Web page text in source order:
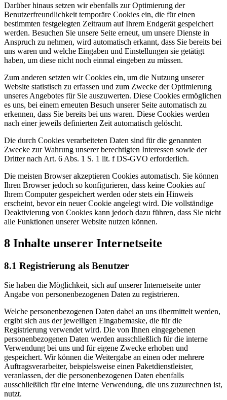
Darüber hinaus setzen wir ebenfalls zur Optimierung der
Benutzerfreundlichkeit temporäre Cookies ein, die für einen
bestimmten festgelegten Zeitraum auf Ihrem Endgerät gespeichert
werden. Besuchen Sie unsere Seite erneut, um unsere Dienste in
Anspruch zu nehmen, wird automatisch erkannt, dass Sie bereits bei
uns waren und welche Eingaben und Einstellungen sie getätigt
haben, um diese nicht noch einmal eingeben zu müssen.
Zum anderen setzten wir Cookies ein, um die Nutzung unserer
Website statistisch zu erfassen und zum Zwecke der Optimierung
unseres Angebotes für Sie auszuwerten. Diese Cookies ermöglichen
es uns, bei einem erneuten Besuch unserer Seite automatisch zu
erkennen, dass Sie bereits bei uns waren. Diese Cookies werden
nach einer jeweils definierten Zeit automatisch gelöscht.
Die durch Cookies verarbeiteten Daten sind für die genannten
Zwecke zur Wahrung unserer berechtigten Interessen sowie der
Dritter nach Art. 6 Abs. 1 S. 1 lit. f DS-GVO erforderlich.
Die meisten Browser akzeptieren Cookies automatisch. Sie können
Ihren Browser jedoch so konfigurieren, dass keine Cookies auf
Ihrem Computer gespeichert werden oder stets ein Hinweis
erscheint, bevor ein neuer Cookie angelegt wird. Die vollständige
Deaktivierung von Cookies kann jedoch dazu führen, dass Sie nicht
alle Funktionen unserer Website nutzen können.
8 Inhalte unserer Internetseite
8.1 Registrierung als Benutzer
Sie haben die Möglichkeit, sich auf unserer Internetseite unter
Angabe von personenbezogenen Daten zu registrieren.
Welche personenbezogenen Daten dabei an uns übermittelt werden,
ergibt sich aus der jeweiligen Eingabemaske, die für die
Registrierung verwendet wird. Die von Ihnen eingegebenen
personenbezogenen Daten werden ausschließlich für die interne
Verwendung bei uns und für eigene Zwecke erhoben und
gespeichert. Wir können die Weitergabe an einen oder mehrere
Auftragsverarbeiter, beispielsweise einen Paketdienstleister,
veranlassen, der die personenbezogenen Daten ebenfalls
ausschließlich für eine interne Verwendung, die uns zuzurechnen ist,
nutzt.